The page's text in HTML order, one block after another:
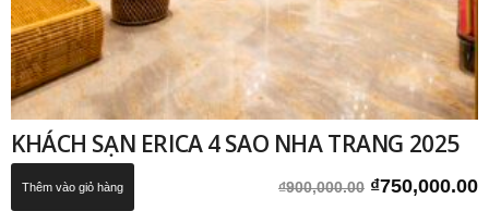
KHÁCH SẠN ERICA 4 SAO NHA TRANG 2025
₫900,000.00 Giá
₫750,000.00
Thêm vào giỏ hàng